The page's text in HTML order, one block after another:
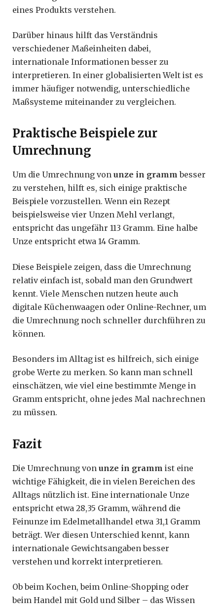
eines Produkts verstehen.
Darüber hinaus hilft das Verständnis
verschiedener Maßeinheiten dabei,
internationale Informationen besser zu
interpretieren. In einer globalisierten Welt ist es
immer häufiger notwendig, unterschiedliche
Maßsysteme miteinander zu vergleichen.
Praktische Beispiele zur
Umrechnung
Um die Umrechnung von unze in gramm besser
zu verstehen, hilft es, sich einige praktische
Beispiele vorzustellen. Wenn ein Rezept
beispielsweise vier Unzen Mehl verlangt,
entspricht das ungefähr 113 Gramm. Eine halbe
Unze entspricht etwa 14 Gramm.
Diese Beispiele zeigen, dass die Umrechnung
relativ einfach ist, sobald man den Grundwert
kennt. Viele Menschen nutzen heute auch
digitale Küchenwaagen oder Online-Rechner, um
die Umrechnung noch schneller durchführen zu
können.
Besonders im Alltag ist es hilfreich, sich einige
grobe Werte zu merken. So kann man schnell
einschätzen, wie viel eine bestimmte Menge in
Gramm entspricht, ohne jedes Mal nachrechnen
zu müssen.
Fazit
Die Umrechnung von unze in gramm ist eine
wichtige Fähigkeit, die in vielen Bereichen des
Alltags nützlich ist. Eine internationale Unze
entspricht etwa 28,35 Gramm, während die
Feinunze im Edelmetallhandel etwa 31,1 Gramm
beträgt. Wer diesen Unterschied kennt, kann
internationale Gewichtsangaben besser
verstehen und korrekt interpretieren.
Ob beim Kochen, beim Online-Shopping oder
beim Handel mit Gold und Silber – das Wissen